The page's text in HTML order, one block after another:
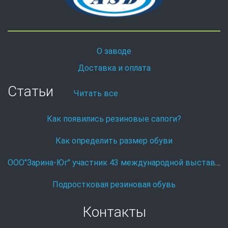
О заводе
Доставка и оплата
Статьи Читать все
Как появились резиновые сапоги?
Как определить размер обуви
ООО"Зарина-Юг" участник 43 международной выставке Охота и рыболовство на Руси.
Подростковая резиновая обувь
Контакты